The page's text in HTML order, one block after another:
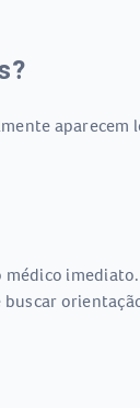
médico imediato.
buscar